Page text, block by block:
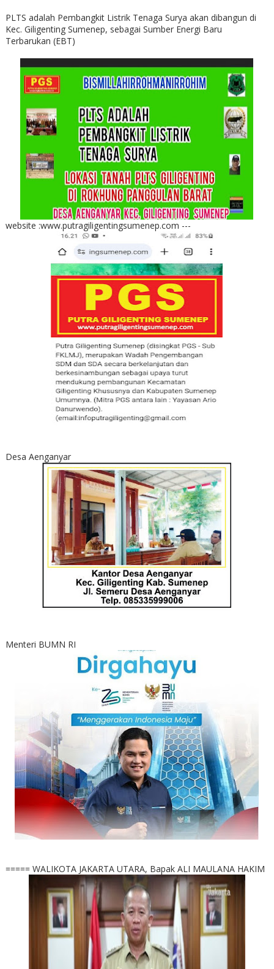
PLTS adalah Pembangkit Listrik Tenaga Surya akan dibangun di
Kec. Giligenting Sumenep, sebagai Sumber Energi Baru
Terbarukan (EBT)
website :www.putragiligentingsumenep.com ---
Desa Aenganyar
Menteri BUMN RI
===== WALIKOTA JAKARTA UTARA, Bapak ALI MAULANA HAKIM